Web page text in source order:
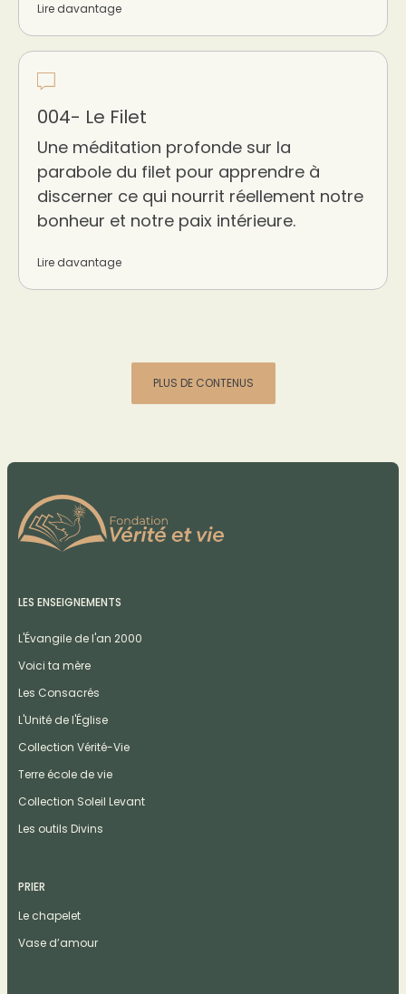
Lire davantage
004- Le Filet
Une méditation profonde sur la
parabole du filet pour apprendre à
discerner ce qui nourrit réellement notre
bonheur et notre paix intérieure.
Lire davantage
PLUS DE CONTENUS
LES ENSEIGNEMENTS
L'Évangile de l'an 2000
Voici ta mère
Les Consacrés
L'Unité de l'Église
Collection Vérité-Vie
Terre école de vie
Collection Soleil Levant
Les outils Divins
PRIER
Le chapelet
Vase d’amour